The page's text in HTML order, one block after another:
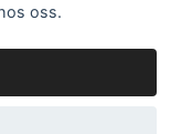
oss.